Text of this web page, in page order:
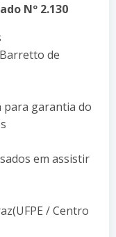
Nº 2.130
de
para garantia do
em assistir
/ Centro